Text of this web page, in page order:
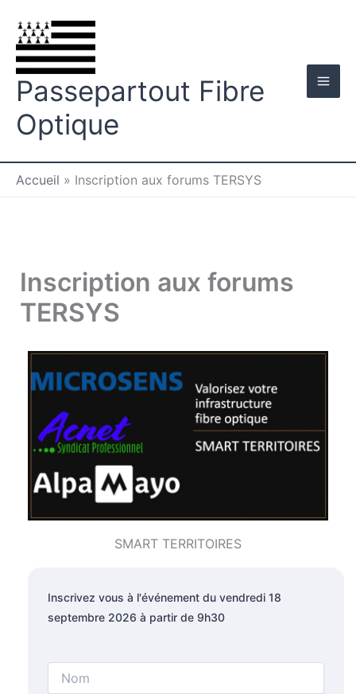
contenu
Passepartout Fibre
Optique
Accueil » Inscription aux forums TERSYS
Inscription aux forums
TERSYS
SMART TERRITOIRES
Inscrivez vous à l'événement du vendredi 18
septembre 2026 à partir de 9h30